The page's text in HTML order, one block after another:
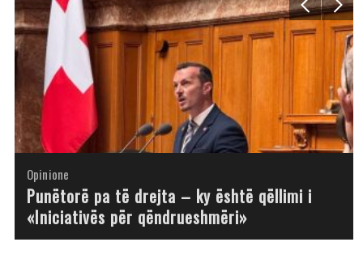
Opinione
Opinione
Punëtorë pa të drejta – ky është qëllimi i
«Iniciativës për qëndrueshmëri»
Opinione
Opinione
Opinione
Opinione
Opinione
Opinione